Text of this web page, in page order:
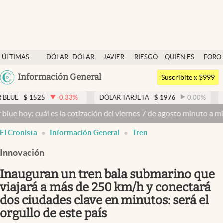
ÚLTIMAS
NOTICIAS
DÓLAR
DÓLAR
JAVIER
RIESGO
QUIÉN ES
QUIÉN
FORO
Argentina
México
Información General
Dólar
Members
Economía y Política
Finanzas y Mercados
Mercados Online
Negocios
Columnistas
Otras secciones
Apertura
Suscribite x $999
-0.33% DÓLAR TARJETA $ 1976 0.00% DÓLAR
es la cotización del viernes 7 de agosto minuto a minutoDólar
El Cronista Información General Tren
Innovación
Inauguran un tren bala submarino que
viajará a más de 250 km/h y conectará
dos ciudades clave en minutos: será el
orgullo de este país